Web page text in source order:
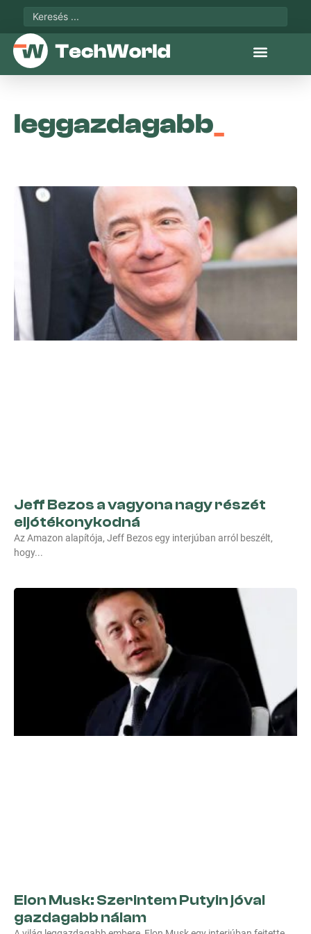
leggazdagabb
Jeff Bezos a vagyona nagy részét
eljótékonykodná
Az Amazon alapítója, Jeff Bezos egy interjúban arról beszélt,
hogy
Elon Musk: Szerintem Putyin jóval
gazdagabb nálam